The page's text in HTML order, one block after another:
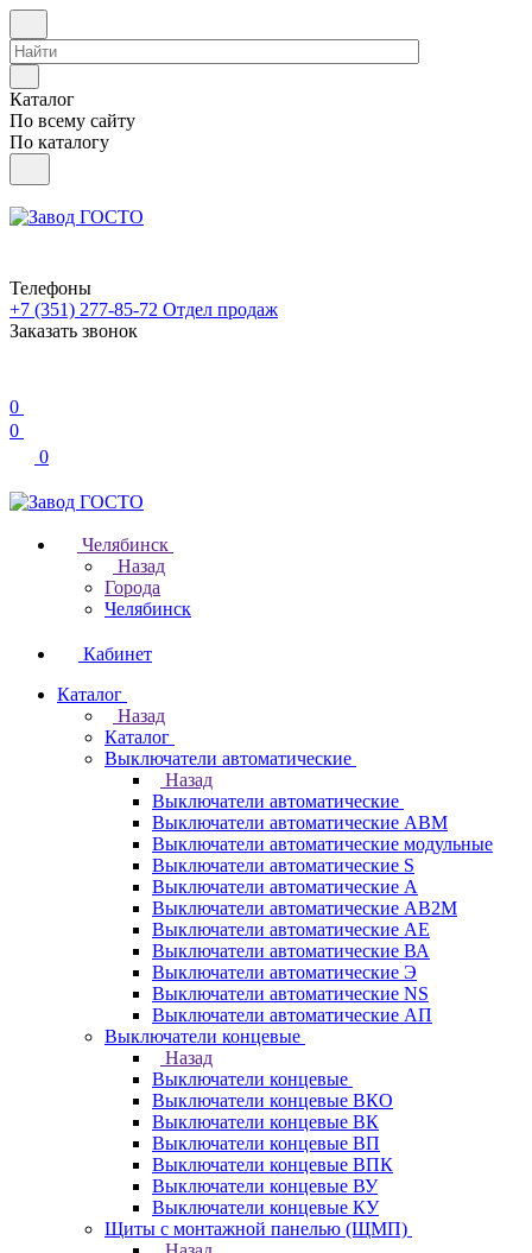
Каталог
По всему сайту
По каталогу
Телефоны
+7 (351) 277-85-72 Отдел продаж
Заказать звонок
0
0
0
Челябинск
Назад
Города
Челябинск
Кабинет
Каталог
Назад
Каталог
Выключатели автоматические
Назад
Выключатели автоматические
Выключатели автоматические АВМ
Выключатели автоматические модульные
Выключатели автоматические S
Выключатели автоматические А
Выключатели автоматические АВ2М
Выключатели автоматические АЕ
Выключатели автоматические ВА
Выключатели автоматические Э
Выключатели автоматические NS
Выключатели автоматические АП
Выключатели концевые
Назад
Выключатели концевые
Выключатели концевые ВКО
Выключатели концевые ВК
Выключатели концевые ВП
Выключатели концевые ВПК
Выключатели концевые ВУ
Выключатели концевые КУ
Щиты с монтажной панелью (ЩМП)